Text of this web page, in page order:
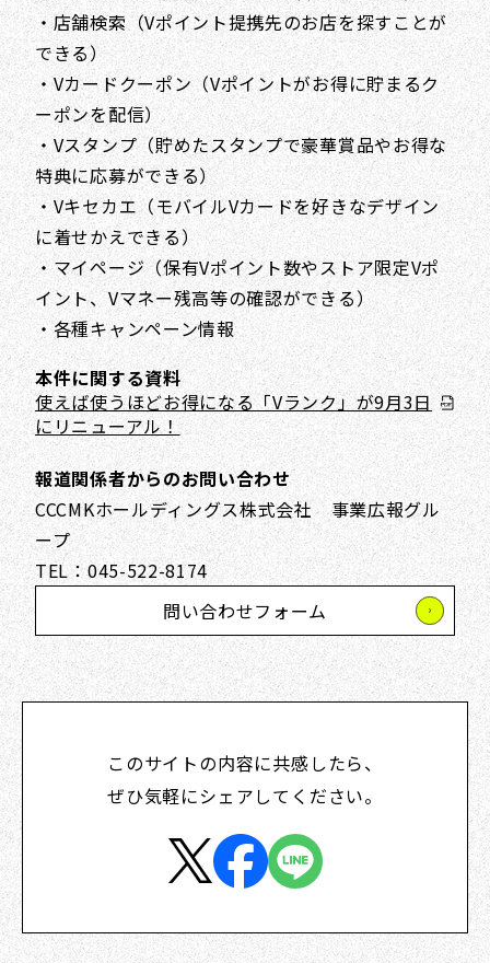
・店舗検索（Vポイント提携先のお店を探すことが
できる）
・Vカードクーポン（Vポイントがお得に貯まるク
ーポンを配信）
・Vスタンプ（貯めたスタンプで豪華賞品やお得な
特典に応募ができる）
・Vキセカエ（モバイルVカードを好きなデザイン
に着せかえできる）
・マイページ（保有Vポイント数やストア限定Vポ
イント、Vマネー残高等の確認ができる）
・各種キャンペーン情報
本件に関する資料
使えば使うほどお得になる「Vランク」が9月3日
にリニューアル！
報道関係者からのお問い合わせ
CCCMKホールディングス株式会社 事業広報グル
ープ
TEL：045-522-8174
問い合わせフォーム
このサイトの内容に共感したら、
ぜひ気軽にシェアしてください。